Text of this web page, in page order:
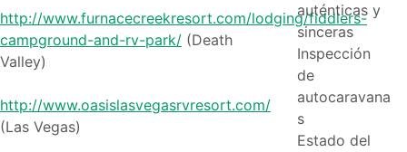
http://www.furnacecreekresort.com/lodging/fiddlers-
campground-and-rv-park/ (Death
Valley)
http://www.oasislasvegasrvresort.com/
(Las Vegas)
auténticas y
sinceras
Inspección
de
autocaravana
s
Estado del